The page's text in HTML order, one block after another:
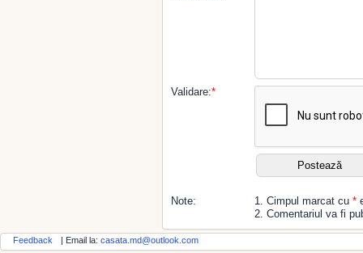
Validare:*
Note: 1. Cimpul marcat cu *
2. Comentariul va fi
Feedback | Email la: casata.md@outlook.com